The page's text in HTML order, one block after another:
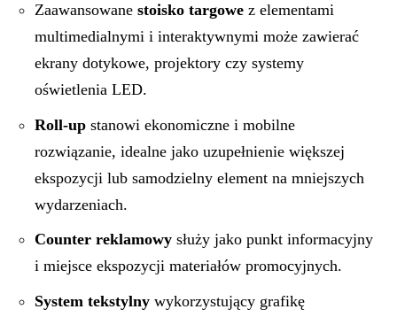
Zaawansowane stoisko targowe z elementami
multimedialnymi i interaktywnymi może zawierać
ekrany dotykowe, projektory czy systemy
oświetlenia LED.
Roll-up stanowi ekonomiczne i mobilne
rozwiązanie, idealne jako uzupełnienie większej
ekspozycji lub samodzielny element na mniejszych
wydarzeniach.
Counter reklamowy służy jako punkt informacyjny
i miejsce ekspozycji materiałów promocyjnych.
System tekstylny wykorzystujący grafikę